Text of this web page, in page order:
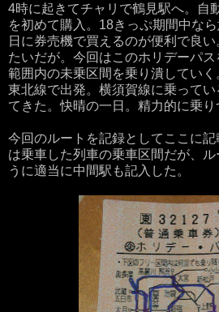
4時に起きてチャリで鶴見駅へ。自
を初めて購入。18きっぷ期間中な
日に券売機で買えるのが便利で良
たいだが。今回はこのホリデーパ
範囲内の未乗区間を乗り潰してい
東北線で出発。横須賀線に乗って
てきた。快晴の一日。精力的に乗り
今回のルートを記録としてここに
は乗車した列車の乗車区間だが、
うに適当に中間駅も記入した。